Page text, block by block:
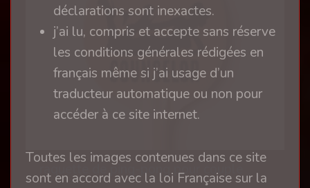
raquette de ping-pong pour couple
déclarations sont inexactes.
j’ai lu, compris et accepte sans réserve
les conditions générales rédigées en
français même si j’ai usage d’un
traducteur automatique ou non pour
accéder à ce site internet.
Toutes les images contenues dans ce site
sont en accord avec la loi Française sur la